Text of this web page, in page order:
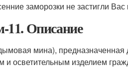
заморозки не застигли
Описание
мина), предназначенная
и осветительным изделием